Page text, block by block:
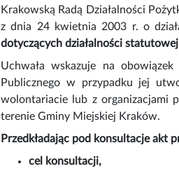
Krakowską Radą Działalności
z dnia 24 kwietnia 2003 r. o
dotyczących działalności
Uchwała wskazuje na
Publicznego w przypadku jej
wolontariacie lub z organizacjami
terenie Gminy Miejskiej Kraków.
Przedkładając pod konsultacje akt
cel konsultacji,